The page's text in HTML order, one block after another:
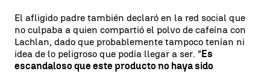
El afligido padre también declaró en la red social que
no culpaba a quien compartió el polvo de cafeína con
Lachlan, dado que probablemente tampoco tenían ni
idea de lo peligroso que podía llegar a ser. "Es
escandaloso que este producto no haya sido